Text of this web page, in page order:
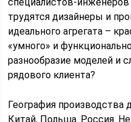
трудятся дизайнеры и
идеального агрегата –
«умного» и
разнообразие моделей и
рядового клиента?
География производства
Китай, Польша. Россия.